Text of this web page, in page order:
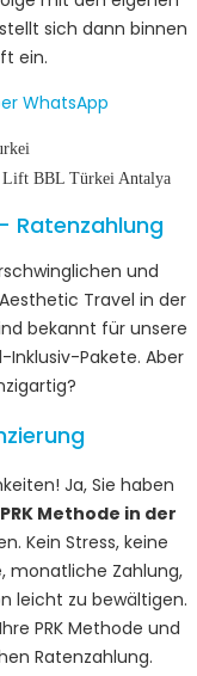
sich dann binnen
ein.
Ratenzahlung
und
Travel in der
bekannt für unsere
Pakete. Aber
Ja, Sie haben
PRK Methode in der
Kein Stress, keine
monatliche Zahlung,
leicht zu bewältigen.
PRK Methode und
Ratenzahlung.